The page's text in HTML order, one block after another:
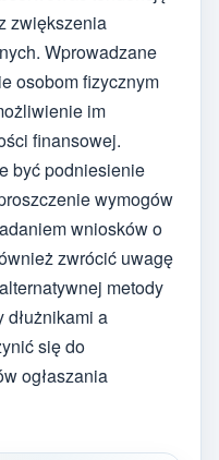
zwiększenia
Wprowadzane
osobom fizycznym
im
finansowej.
być podniesienie
wymogów
wniosków o
zwrócić uwagę
metody
a
się do
ogłaszania